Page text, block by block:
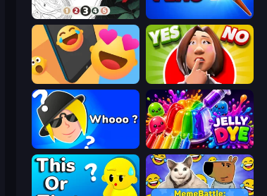
Numicolor Paint the Flag
Reply Run Yes or No Challenge
Whooo? Jelly Dye